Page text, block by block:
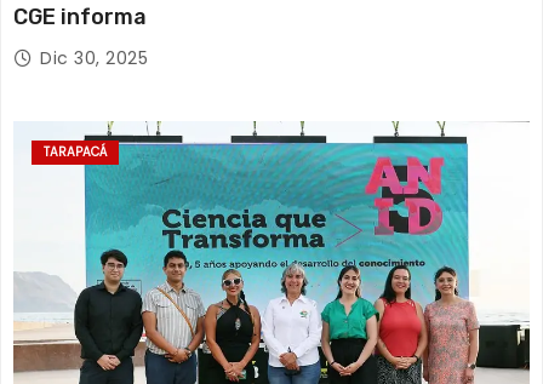
CGE informa
Dic 30, 2025
TARAPACÁ